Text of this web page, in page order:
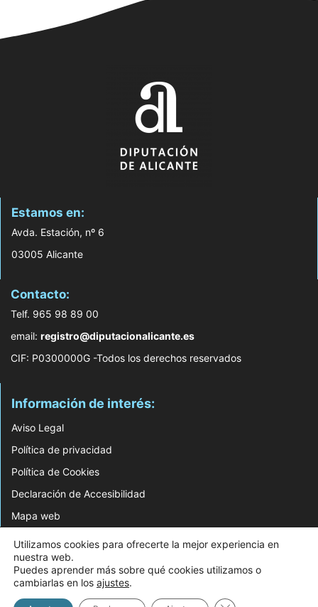
Estamos en:
Avda. Estación, nº 6
03005 Alicante
Contacto:
Telf. 965 98 89 00
email: registro@diputacionalicante.es
CIF: P0300000G -Todos los derechos reservados
Información de interés:
Aviso Legal
Política de privacidad
Política de Cookies
Declaración de Accesibilidad
Mapa web
© 2026 Web Desarrollada por el Servicio de Informática de Diputación de
Utilizamos cookies para ofrecerte la mejor experiencia en
nuestra web.
Puedes aprender más sobre qué cookies utilizamos o
cambiarlas en los ajustes.